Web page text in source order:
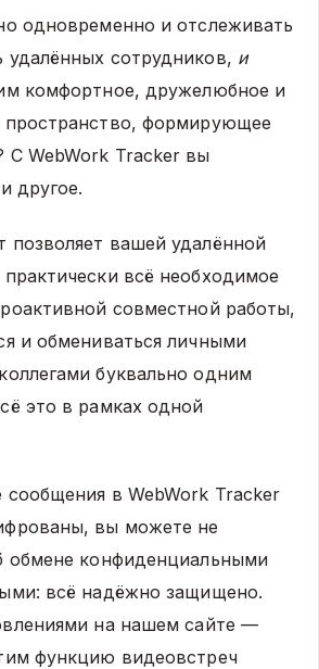
одновременно и отслеживать
удалённых сотрудников, и
комфортное, дружелюбное и
пространство, формирующее
С WebWork Tracker вы
другое.
позволяет вашей удалённой
всё необходимое
совместной работы,
и обмениваться личными
буквально одним
это в рамках одной
сообщения в WebWork Tracker
вы можете не
обмене конфиденциальными
всё надёжно защищено.
на нашем сайте —
функцию видеовстреч